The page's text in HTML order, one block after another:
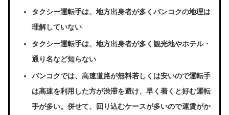
タクシー運転手は、地方出身者が多くバンコクの地理は
理解していない
タクシー運転手は、地方出身者が多く観光地やホテル・
通り名など知らない
バンコクでは、高速道路が無料若しくは安いので運転手
は高速を利用した方が渋滞を避け、早く着くと好む運転
手が多い。併せて、回り込むケースが多いので運賃がか